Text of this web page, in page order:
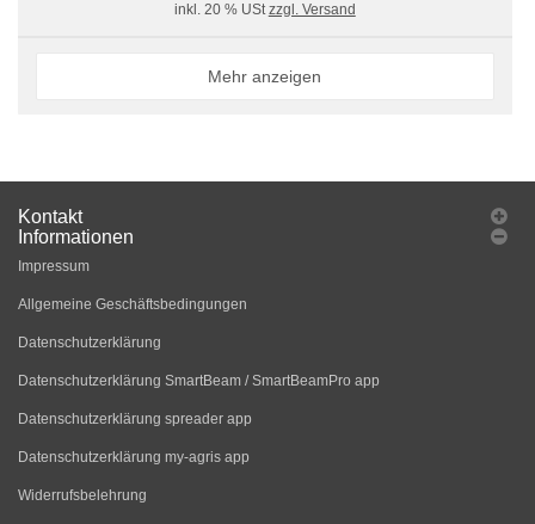
inkl. 20 % UStzzgl. Versand
Mehr anzeigen
Kontakt
Informationen
Impressum
Allgemeine Geschäftsbedingungen
Datenschutzerklärung
Datenschutzerklärung SmartBeam / SmartBeamPro app
Datenschutzerklärung spreader app
Datenschutzerklärung my-agris app
Widerrufsbelehrung